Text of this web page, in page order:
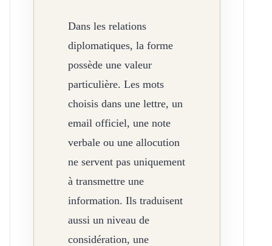
Dans les relations
diplomatiques, la forme
possède une valeur
particulière. Les mots
choisis dans une lettre, un
email officiel, une note
verbale ou une allocution
ne servent pas uniquement
à transmettre une
information. Ils traduisent
aussi un niveau de
considération, une